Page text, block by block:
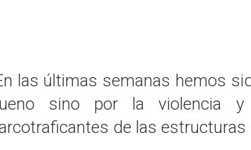
las últimas semanas hemos
sino por la violencia
de las estructuras